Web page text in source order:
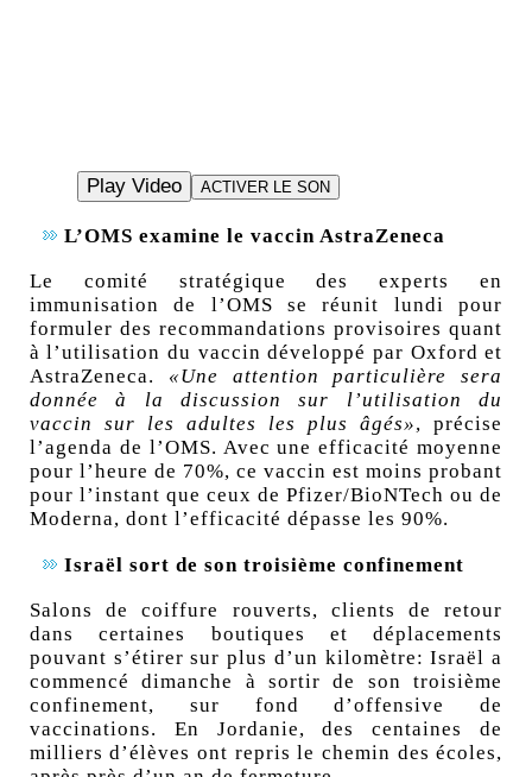
Play Video ACTIVER LE SON
L’OMS examine le vaccin AstraZeneca
Le comité stratégique des experts en
immunisation de l’OMS se réunit lundi pour
formuler des recommandations provisoires quant
à l’utilisation du vaccin développé par Oxford et
AstraZeneca. «Une attention particulière sera
donnée à la discussion sur l’utilisation du
vaccin sur les adultes les plus âgés», précise
l’agenda de l’OMS. Avec une efficacité moyenne
pour l’heure de 70%, ce vaccin est moins probant
pour l’instant que ceux de Pfizer/BioNTech ou de
Moderna, dont l’efficacité dépasse les 90%.
Israël sort de son troisième confinement
Salons de coiffure rouverts, clients de retour
dans certaines boutiques et déplacements
pouvant s’étirer sur plus d’un kilomètre: Israël a
commencé dimanche à sortir de son troisième
confinement, sur fond d’offensive de
vaccinations. En Jordanie, des centaines de
milliers d’élèves ont repris le chemin des écoles,